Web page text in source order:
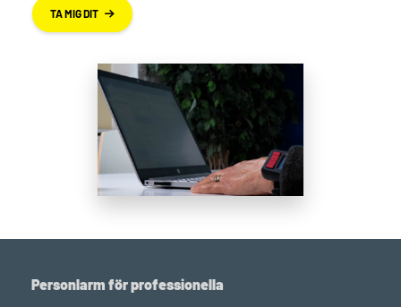
TA MIG DIT
Personlarm för professionella